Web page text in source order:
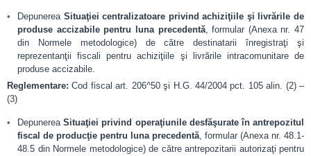
Depunerea Situaţiei centralizatoare privind achiziţiile şi livrările de
produse accizabile pentru luna precedentă, formular (Anexa nr. 47
din Normele metodologice) de către destinatarii înregistraţi şi
reprezentanţii fiscali pentru achiziţiile şi livrările intracomunitare de
produse accizabile.
Reglementare: Cod fiscal art. 206^50 şi H.G. 44/2004 pct. 105 alin. (2) –
(3)
DepunereaSituaţiei privind operaţiunile desfăşurate în antrepozitul
fiscal de producţie pentru luna precedentă, formular (Anexa nr. 48.1-
48.5 din Normele metodologice) de către antrepozitarii autorizaţi pentru